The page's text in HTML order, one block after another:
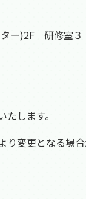
ター)2F 研修室３
します。
変更となる場